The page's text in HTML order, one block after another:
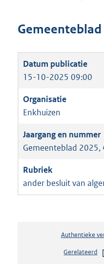
15-10-2025 09:00
Enkhuizen
Gemeenteblad 2025,
ander besluit van
Authentieke
Gerelateerd